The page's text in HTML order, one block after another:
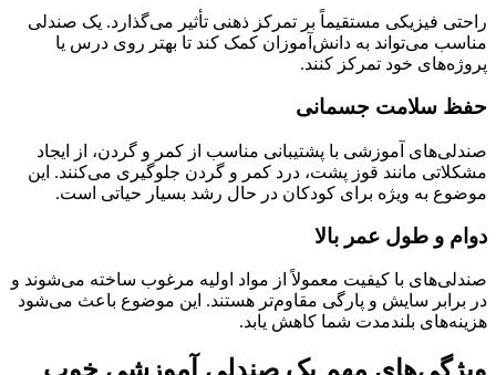
راحتی فیزیکی مستقیماً بر تمرکز ذهنی تأثیر می‌گذارد. یک صندلی
مناسب می‌تواند به دانش‌آموزان کمک کند تا بهتر روی درس یا
پروژه‌های خود تمرکز کنند.
حفظ سلامت جسمانی
صندلی‌های آموزشی با پشتیبانی مناسب از کمر و گردن، از ایجاد
مشکلاتی مانند قوز پشت، درد کمر و گردن جلوگیری می‌کنند. این
موضوع به ویژه برای کودکان در حال رشد بسیار حیاتی است.
دوام و طول عمر بالا
صندلی‌های با کیفیت معمولاً از مواد اولیه مرغوب ساخته می‌شوند و
در برابر سایش و پارگی مقاوم‌تر هستند. این موضوع باعث می‌شود
هزینه‌های بلندمدت شما کاهش یابد.